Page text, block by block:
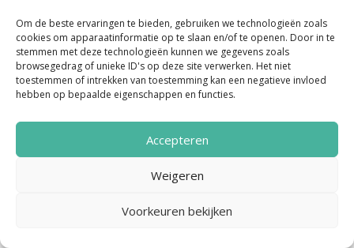
Om de beste ervaringen te bieden, gebruiken we technologieën zoals
cookies om apparaatinformatie op te slaan en/of te openen. Door in te
stemmen met deze technologieën kunnen we gegevens zoals
browsegedrag of unieke ID's op deze site verwerken. Het niet
toestemmen of intrekken van toestemming kan een negatieve invloed
hebben op bepaalde eigenschappen en functies.
Accepteren
Weigeren
Voorkeuren bekijken
Noordenveld Helpt © 2022 Ontwerp &
Realisatie:Media Totaal Noord